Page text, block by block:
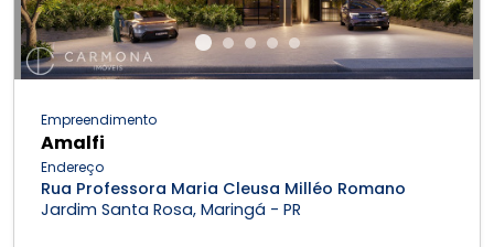
Empreendimento
Amalfi
Endereço
Rua Professora Maria Cleusa Milléo Romano
Jardim Santa Rosa, Maringá - PR